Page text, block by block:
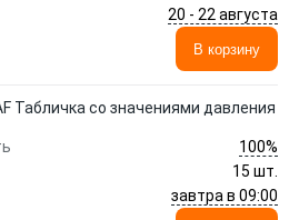
20 - 22 августа
В корзину
Табличка со значениями давления
100%
15 шт.
завтра в 09:00